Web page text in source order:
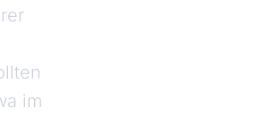
im